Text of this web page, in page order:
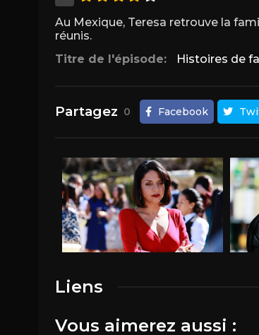
Au Mexique, Teresa retrouve la
réunis.
Titre de l'épisode:
Histoires de
Partagez 0 Facebook
Liens
Vous aimerez aussi :